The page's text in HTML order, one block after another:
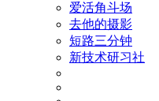
爱活角斗场
去他的摄影
短路三分钟
新技术研习社